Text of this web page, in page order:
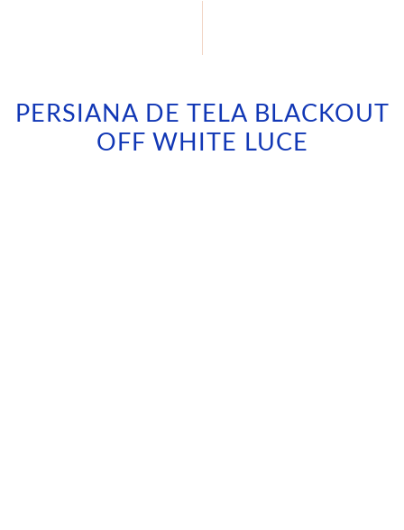
PERSIANA DE TELA BLACKOUT
OFF WHITE LUCE